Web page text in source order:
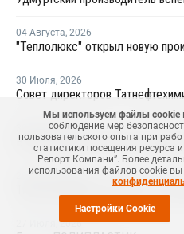
04 Августа, 2026
30 Июля, 2026
30 Июля,2026
28 Июля,2026
,2026
Мы используем файлы cookie
соблюдение мер
пользовательского опыта при
статистики посещения ресурса
Репорт Компани”. Более
использования файлов cookie вы
Настройки Cookie